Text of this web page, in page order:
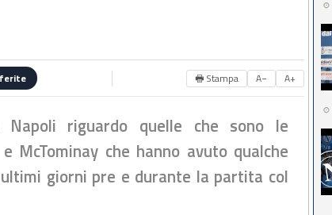
🖶 Stampa A− A+
riguardo quelle che sono le
McTominay che hanno avuto qualche
giorni pre e durante la partita col